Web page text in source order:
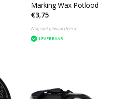
Marking Wax Potlood
€3,75
Nog niet gewaardeerd
LEVERBAAR